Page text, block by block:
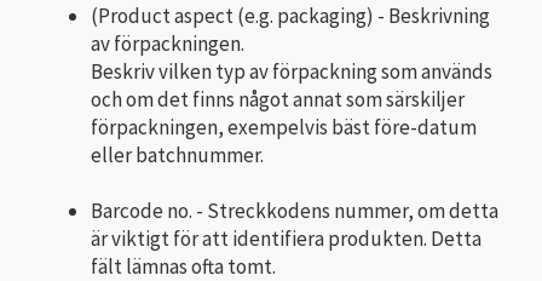
(Product aspect (e.g. packaging) - Beskrivning
av förpackningen.
Beskriv vilken typ av förpackning som används
och om det finns något annat som särskiljer
förpackningen, exempelvis bäst före-datum
eller batchnummer.
Barcode no. - Streckkodens nummer, om detta
är viktigt för att identifiera produkten. Detta
fält lämnas ofta tomt.